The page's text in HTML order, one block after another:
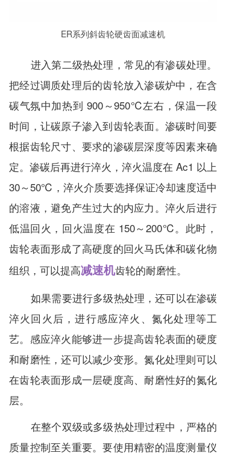
ER系列斜齿轮硬齿面减速机
进入第二级热处理，常见的有渗碳处理。
把经过调质处理后的齿轮放入渗碳炉中，在含
碳气氛中加热到 900～950℃左右，保温一段
时间，让碳原子渗入到齿轮表面。渗碳时间要
根据齿轮尺寸、要求的渗碳层深度等因素来确
定。渗碳后再进行淬火，淬火温度在 Ac1 以上
30～50℃，淬火介质要选择保证冷却速度适中
的溶液，避免产生过大的内应力。淬火后进行
低温回火，回火温度在 150～200℃。此时，
齿轮表面形成了高硬度的回火马氏体和碳化物
组织，可以提高减速机齿轮的耐磨性。
如果需要进行多级热处理，还可以在渗碳
淬火回火后，进行感应淬火、氮化处理等工
艺。感应淬火能够进一步提高齿轮表面的硬度
和耐磨性，还可以减少变形。氮化处理则可以
在齿轮表面形成一层硬度高、耐磨性好的氮化
层。
在整个双级或多级热处理过程中，严格的
质量控制至关重要。要使用精密的温度测量仪